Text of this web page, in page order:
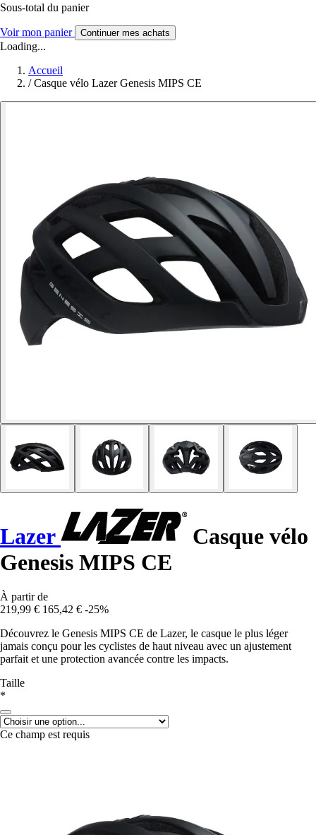
Sous-total du panier
Voir mon panier Continuer mes achats
Loading...
Accueil
/ Casque vélo Lazer Genesis MIPS CE
Lazer
Casque vélo
Genesis MIPS CE
À partir de
219,99 € 165,42 € -25%
Découvrez le Genesis MIPS CE de Lazer, le casque le plus léger
jamais conçu pour les cyclistes de haut niveau avec un ajustement
parfait et une protection avancée contre les impacts.
Taille
*
Ce champ est requis